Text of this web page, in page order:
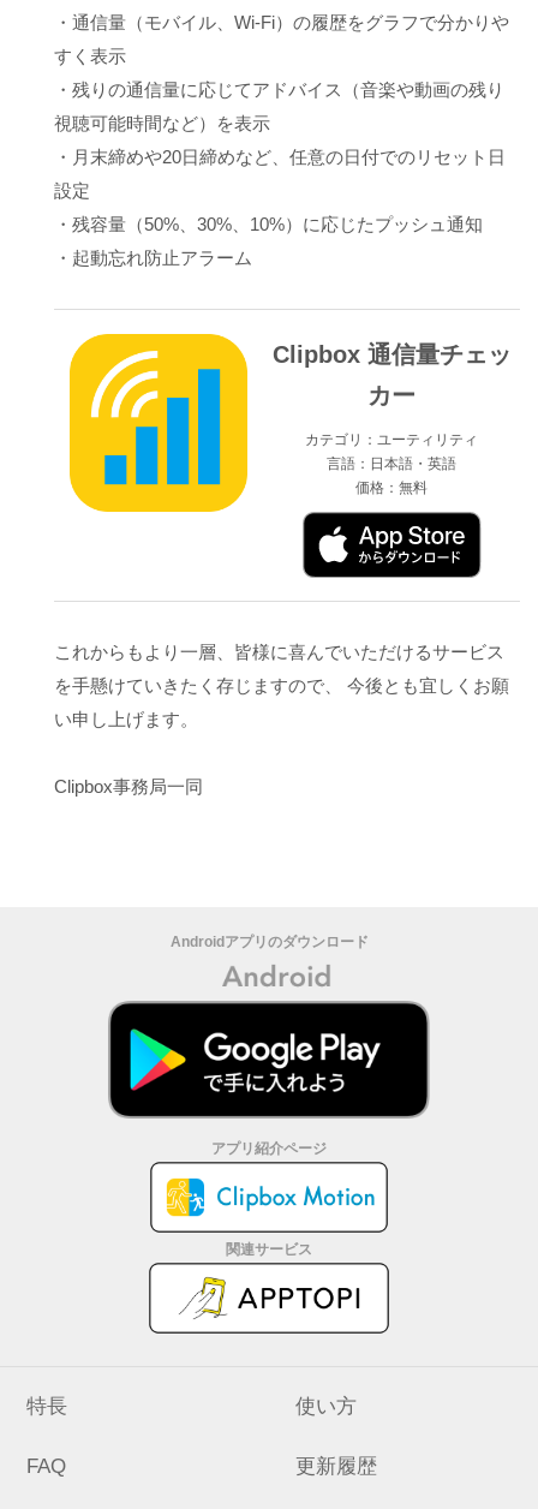
・通信量（モバイル、Wi-Fi）の履歴をグラフで分かりや
すく表示
・残りの通信量に応じてアドバイス（音楽や動画の残り
視聴可能時間など）を表示
・月末締めや20日締めなど、任意の日付でのリセット日
設定
・残容量（50%、30%、10%）に応じたプッシュ通知
・起動忘れ防止アラーム
Clipbox 通信量チェッ
カー
カテゴリ：ユーティリティ
言語：日本語・英語
価格：無料
これからもより一層、皆様に喜んでいただけるサービス
を手懸けていきたく存じますので、 今後とも宜しくお願
い申し上げます。
Clipbox事務局一同
Androidアプリのダウンロード
アプリ紹介ページ
関連サービス
特長 使い方
FAQ 更新履歴